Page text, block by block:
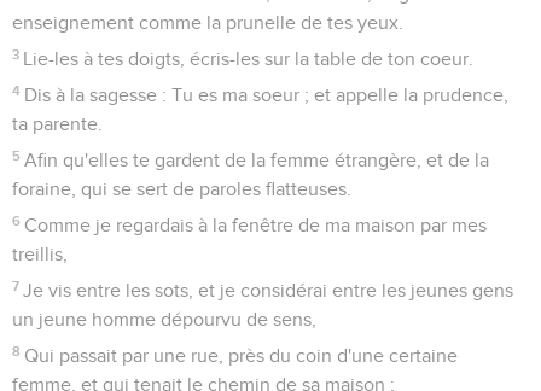
enseignement comme la prunelle de tes yeux.
3 Lie-les à tes doigts, écris-les sur la table de ton coeur.
4 Dis à la sagesse : Tu es ma soeur ; et appelle la prudence,
ta parente.
5 Afin qu'elles te gardent de la femme étrangère, et de la
foraine, qui se sert de paroles flatteuses.
6 Comme je regardais à la fenêtre de ma maison par mes
treillis,
7 Je vis entre les sots, et je considérai entre les jeunes gens
un jeune homme dépourvu de sens,
8 Qui passait par une rue, près du coin d'une certaine
femme, et qui tenait le chemin de sa maison ;